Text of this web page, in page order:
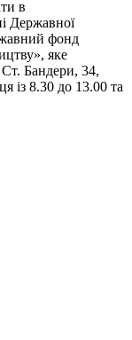
в
Державної
фонд
яке
Бандери, 34,
із 8.30 до 13.00 та